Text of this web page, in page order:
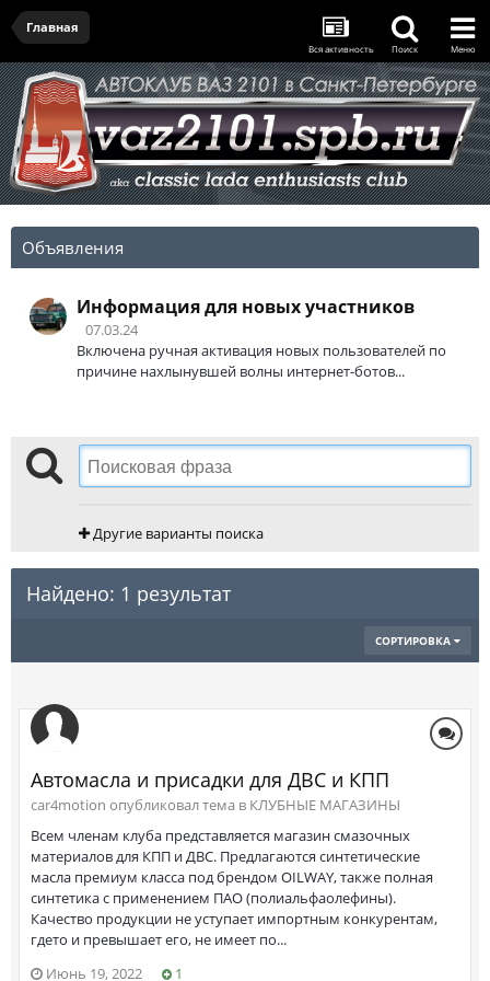
Главная
Вся активность Поиск Меню
Объявления
Информация для новых участников
07.03.24
Включена ручная активация новых пользователей по
причине нахлынувшей волны интернет-ботов...
Другие варианты поиска
Найдено: 1 результат
СОРТИРОВКА
Автомасла и присадки для ДВС и КПП
car4motion опубликовал тема в КЛУБНЫЕ МАГАЗИНЫ
Всем членам клуба представляется магазин смазочных
материалов для КПП и ДВС. Предлагаются синтетические
масла премиум класса под брендом OILWAY, также полная
синтетика с применением ПАО (полиальфаолефины).
Качество продукции не уступает импортным конкурентам,
гдето и превышает его, не имеет по...
Июнь 19, 2022
1